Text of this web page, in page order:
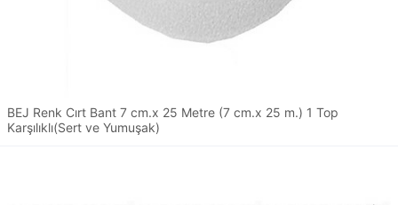
BEJ Renk Cırt Bant 7 cm.x 25 Metre (7 cm.x 25 m.) 1 Top
Karşılıklı(Sert ve Yumuşak)